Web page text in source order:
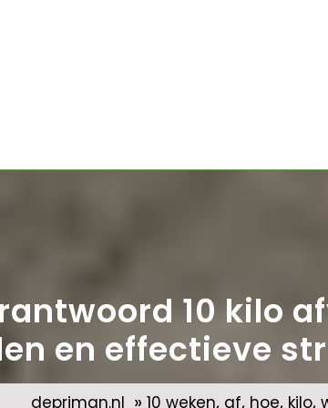
10 kilo
en effectieve
depriman.nl » 10 weken, af, hoe, kilo,